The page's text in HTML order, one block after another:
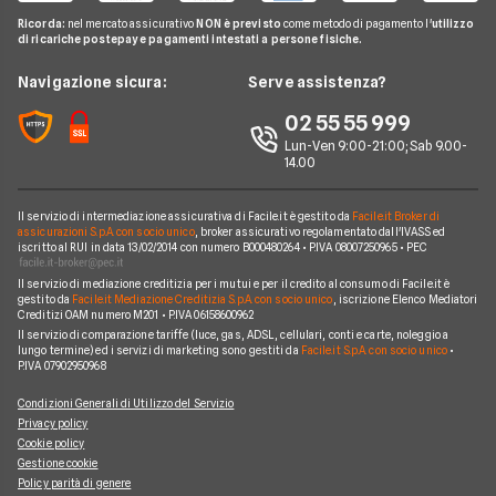
Pay TV
Noleggio Lungo Termine
News
Chi siamo
Perché scegliere Facile.it
Mappa del sito
Linkem
Tiscali
Wind Tre
Aruba
Eolo
Operatori Internet Casa
Argomenti in evidenza internet casa
Notizie internet casa
Domande frequenti internet casa
Ricorda: nel mercato assicurativoNON è previsto come metodo di pagamento l'utilizzo
di ricariche postepay e pagamenti intestati a persone fisiche.
Navigazione sicura: Serve assistenza?
02 55 55 999
Lun-Ven 9:00-21:00; Sab 9.00-
14.00
Il servizio di intermediazione assicurativa di Facile.it è gestito da Facile.it Broker di
assicurazioni S.p.A. con socio unico, broker assicurativo regolamentato dall'IVASS ed
iscritto al RUI in data 13/02/2014 con numero B000480264 • P.IVA 08007250965 • PEC
Il servizio di mediazione creditizia per i mutui e per il credito al consumo di Facile.it è
gestito da Facile.it Mediazione Creditizia S.p.A. con socio unico, iscrizione Elenco Mediatori
Creditizi OAM numero M201 • P.IVA 06158600962
Il servizio di comparazione tariffe (luce, gas, ADSL, cellulari, conti e carte, noleggio a
lungo termine) ed i servizi di marketing sono gestiti da Facile.it S.p.A. con socio unico•
P.IVA 07902950968
Condizioni Generali di Utilizzo del Servizio
Privacy policy
Cookie policy
Gestione cookie
Policy parità di genere